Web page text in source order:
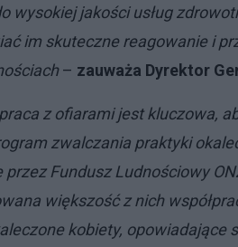
wysokiej jakości usług
im skuteczne reagowanie i
– zauważa Dyrektor
z ofiarami jest kluczowa,
zwalczania praktyki
przez Fundusz Ludnościowy
większość z nich
kobiety, opowiadające